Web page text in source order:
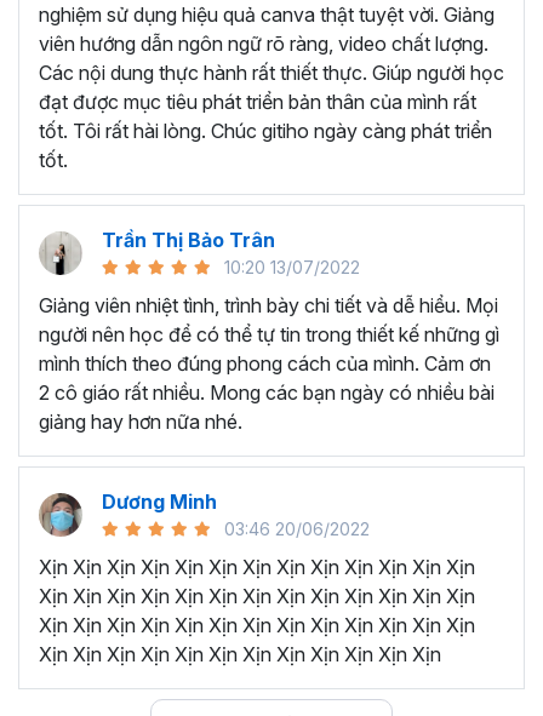
nghiệm sử dụng hiệu quả canva thật tuyệt vời. Giảng
viên hướng dẫn ngôn ngữ rõ ràng, video chất lượng.
Các nội dung thực hành rất thiết thực. Giúp người học
đạt được mục tiêu phát triển bản thân của mình rất
tốt. Tôi rất hài lòng. Chúc gitiho ngày càng phát triển
tốt.
Trần Thị Bảo Trân
10:20 13/07/2022
Giảng viên nhiệt tình, trình bày chi tiết và dễ hiểu. Mọi
người nên học để có thể tự tin trong thiết kế những gì
mình thích theo đúng phong cách của mình. Cảm ơn
2 cô giáo rất nhiều. Mong các bạn ngày có nhiều bài
giảng hay hơn nữa nhé.
Dương Minh
03:46 20/06/2022
Xịn Xịn Xịn Xịn Xịn Xịn Xịn Xịn Xịn Xịn Xịn Xịn Xịn
Xịn Xịn Xịn Xịn Xịn Xịn Xịn Xịn Xịn Xịn Xịn Xịn Xịn
Xịn Xịn Xịn Xịn Xịn Xịn Xịn Xịn Xịn Xịn Xịn Xịn Xịn
Xịn Xịn Xịn Xịn Xịn Xịn Xịn Xịn Xịn Xịn Xịn Xịn